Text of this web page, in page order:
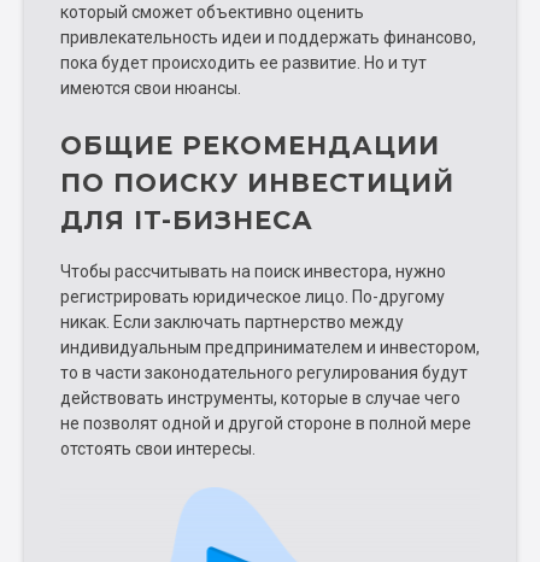
который сможет объективно оценить
привлекательность идеи и поддержать финансово,
пока будет происходить ее развитие. Но и тут
имеются свои нюансы.
ОБЩИЕ РЕКОМЕНДАЦИИ
ПО ПОИСКУ ИНВЕСТИЦИЙ
ДЛЯ IT-БИЗНЕСА
Чтобы рассчитывать на поиск инвестора, нужно
регистрировать юридическое лицо. По-другому
никак. Если заключать партнерство между
индивидуальным предпринимателем и инвестором,
то в части законодательного регулирования будут
действовать инструменты, которые в случае чего
не позволят одной и другой стороне в полной мере
отстоять свои интересы.